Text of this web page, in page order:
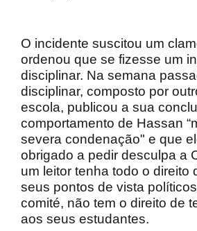
O incidente suscitou um
ordenou que se fizesse um
disciplinar. Na semana
disciplinar, composto por
escola, publicou a sua
comportamento de Hassan
severa condenação" e que
obrigado a pedir desculpa a
um leitor tenha todo o direito
seus pontos de vista
comité, não tem o direito de
aos seus estudantes.